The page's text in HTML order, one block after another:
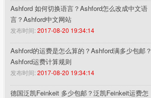
Ashford 如何切换语言？Ashford怎么改成中文语
言？Ashford中文网站
发布时间: 2017-08-20 19:34:14
Ashford的运费是怎么算的？Ashford满多少包邮？
Ashford运费计算规则
发布时间: 2017-08-20 19:34:14
德国泛凯Feinkeit 多少包邮？泛凯Feinkeit运费怎